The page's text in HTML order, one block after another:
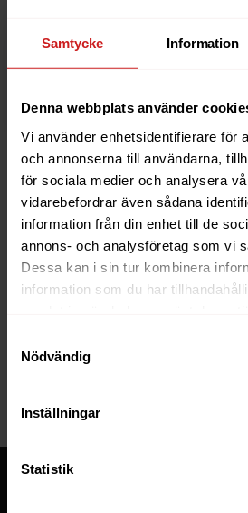
Samtycke Information
Denna webbplats använder
Vi använder enhetsidentifierare för
och annonserna till användarna,
för sociala medier och analysera
vidarebefordrar även sådana
information från din enhet till de
annons- och analysföretag som vi
Dessa kan i sin tur kombinera
information som du har
Nödvändig
Inställningar
Statistik
Är du ägare till hemsidan eller
anledningarna till varför en
Läs mer
The website you
reach has been
If you are the owner of this website
website to be suspended.